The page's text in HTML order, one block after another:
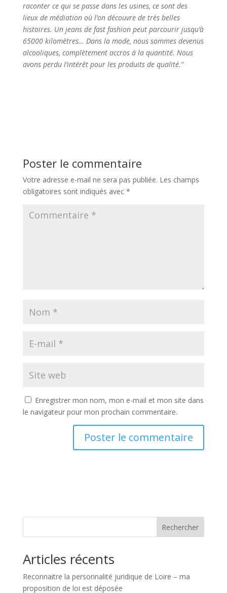
raconter ce qui se passe dans les usines, ce sont des
lieux de médiation où l’on découvre de très belles
histoires. Un jeans de fast fashion peut parcourir jusqu’à
65000 kilomètres… Dans la mode, nous sommes devenus
alcooliques, complètement accros à la quantité. Nous
avons perdu l’intérêt pour les produits de qualité.”
Poster le commentaire
Votre adresse e-mail ne sera pas publiée. Les champs
obligatoires sont indiqués avec *
Enregistrer mon nom, mon e-mail et mon site dans
le navigateur pour mon prochain commentaire.
Rechercher
Articles récents
Reconnaitre la personnalité juridique de Loire – ma
proposition de loi est déposée